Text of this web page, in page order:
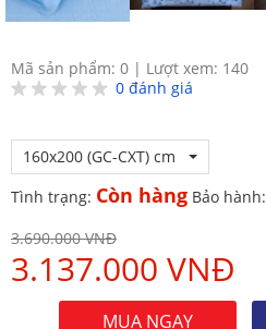
Mã sản phẩm: 0 | Lượt xem: 140
0 đánh giá
160x200 (GC-CXT) cm
Tình trạng: Còn hàng Bảo hành:
3.690.000 VNĐ
3.137.000 VNĐ
MUA NGAY